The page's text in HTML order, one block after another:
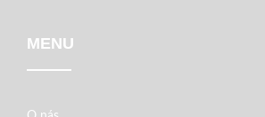
MENU